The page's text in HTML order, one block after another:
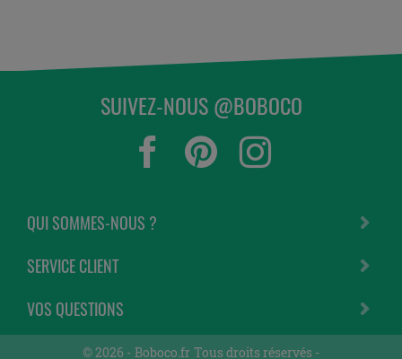
QUI SOMMES-NOUS ?
SERVICE CLIENT
VOS QUESTIONS
SUIVEZ-NOUS @BOBOCO
© 2026 - Boboco.fr Tous droits réservés -